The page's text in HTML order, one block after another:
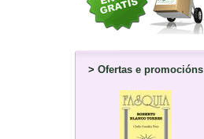
> Ofertas e promocións